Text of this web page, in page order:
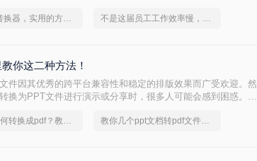
将教给你在电脑上pdf怎么转换成ppt的方法。
ppt转pdf转换器，实用的方法来了 不是这届员工工作效率慢，是你不会ppt转换成pdf这一招！
你这二种方法！
件因其优秀的跨平台兼容性和稳定的排版效果而广受欢迎。然
换为PPT文件进行演示或分享时，很多人可能会感到困惑。本
ppt文档如何转换成pdf？教你一个小技巧 教你几个ppt文档转pdf文件的方法